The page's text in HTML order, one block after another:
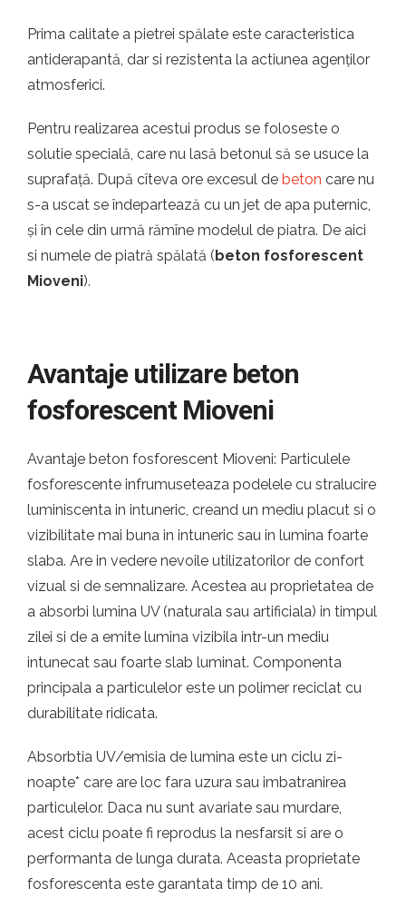
Prima calitate a pietrei spălate este caracteristica
antiderapantă, dar si rezistenta la actiunea agenților
atmosferici.
Pentru realizarea acestui produs se foloseste o
solutie specială, care nu lasă betonul să se usuce la
suprafață. După cîteva ore excesul de beton care nu
s-a uscat se îndepartează cu un jet de apa puternic,
și în cele din urmă rămîne modelul de piatra. De aici
si numele de piatră spălată (beton fosforescent
Mioveni).
Avantaje utilizare beton
fosforescent Mioveni
Avantaje beton fosforescent Mioveni: Particulele
fosforescente infrumuseteaza podelele cu stralucire
luminiscenta in intuneric, creand un mediu placut si o
vizibilitate mai buna in intuneric sau in lumina foarte
slaba. Are in vedere nevoile utilizatorilor de confort
vizual si de semnalizare. Acestea au proprietatea de
a absorbi lumina UV (naturala sau artificiala) in timpul
zilei si de a emite lumina vizibila intr-un mediu
intunecat sau foarte slab luminat. Componenta
principala a particulelor este un polimer reciclat cu
durabilitate ridicata.
Absorbtia UV/emisia de lumina este un ciclu zi-
noapte* care are loc fara uzura sau imbatranirea
particulelor. Daca nu sunt avariate sau murdare,
acest ciclu poate fi reprodus la nesfarsit si are o
performanta de lunga durata. Aceasta proprietate
fosforescenta este garantata timp de 10 ani.